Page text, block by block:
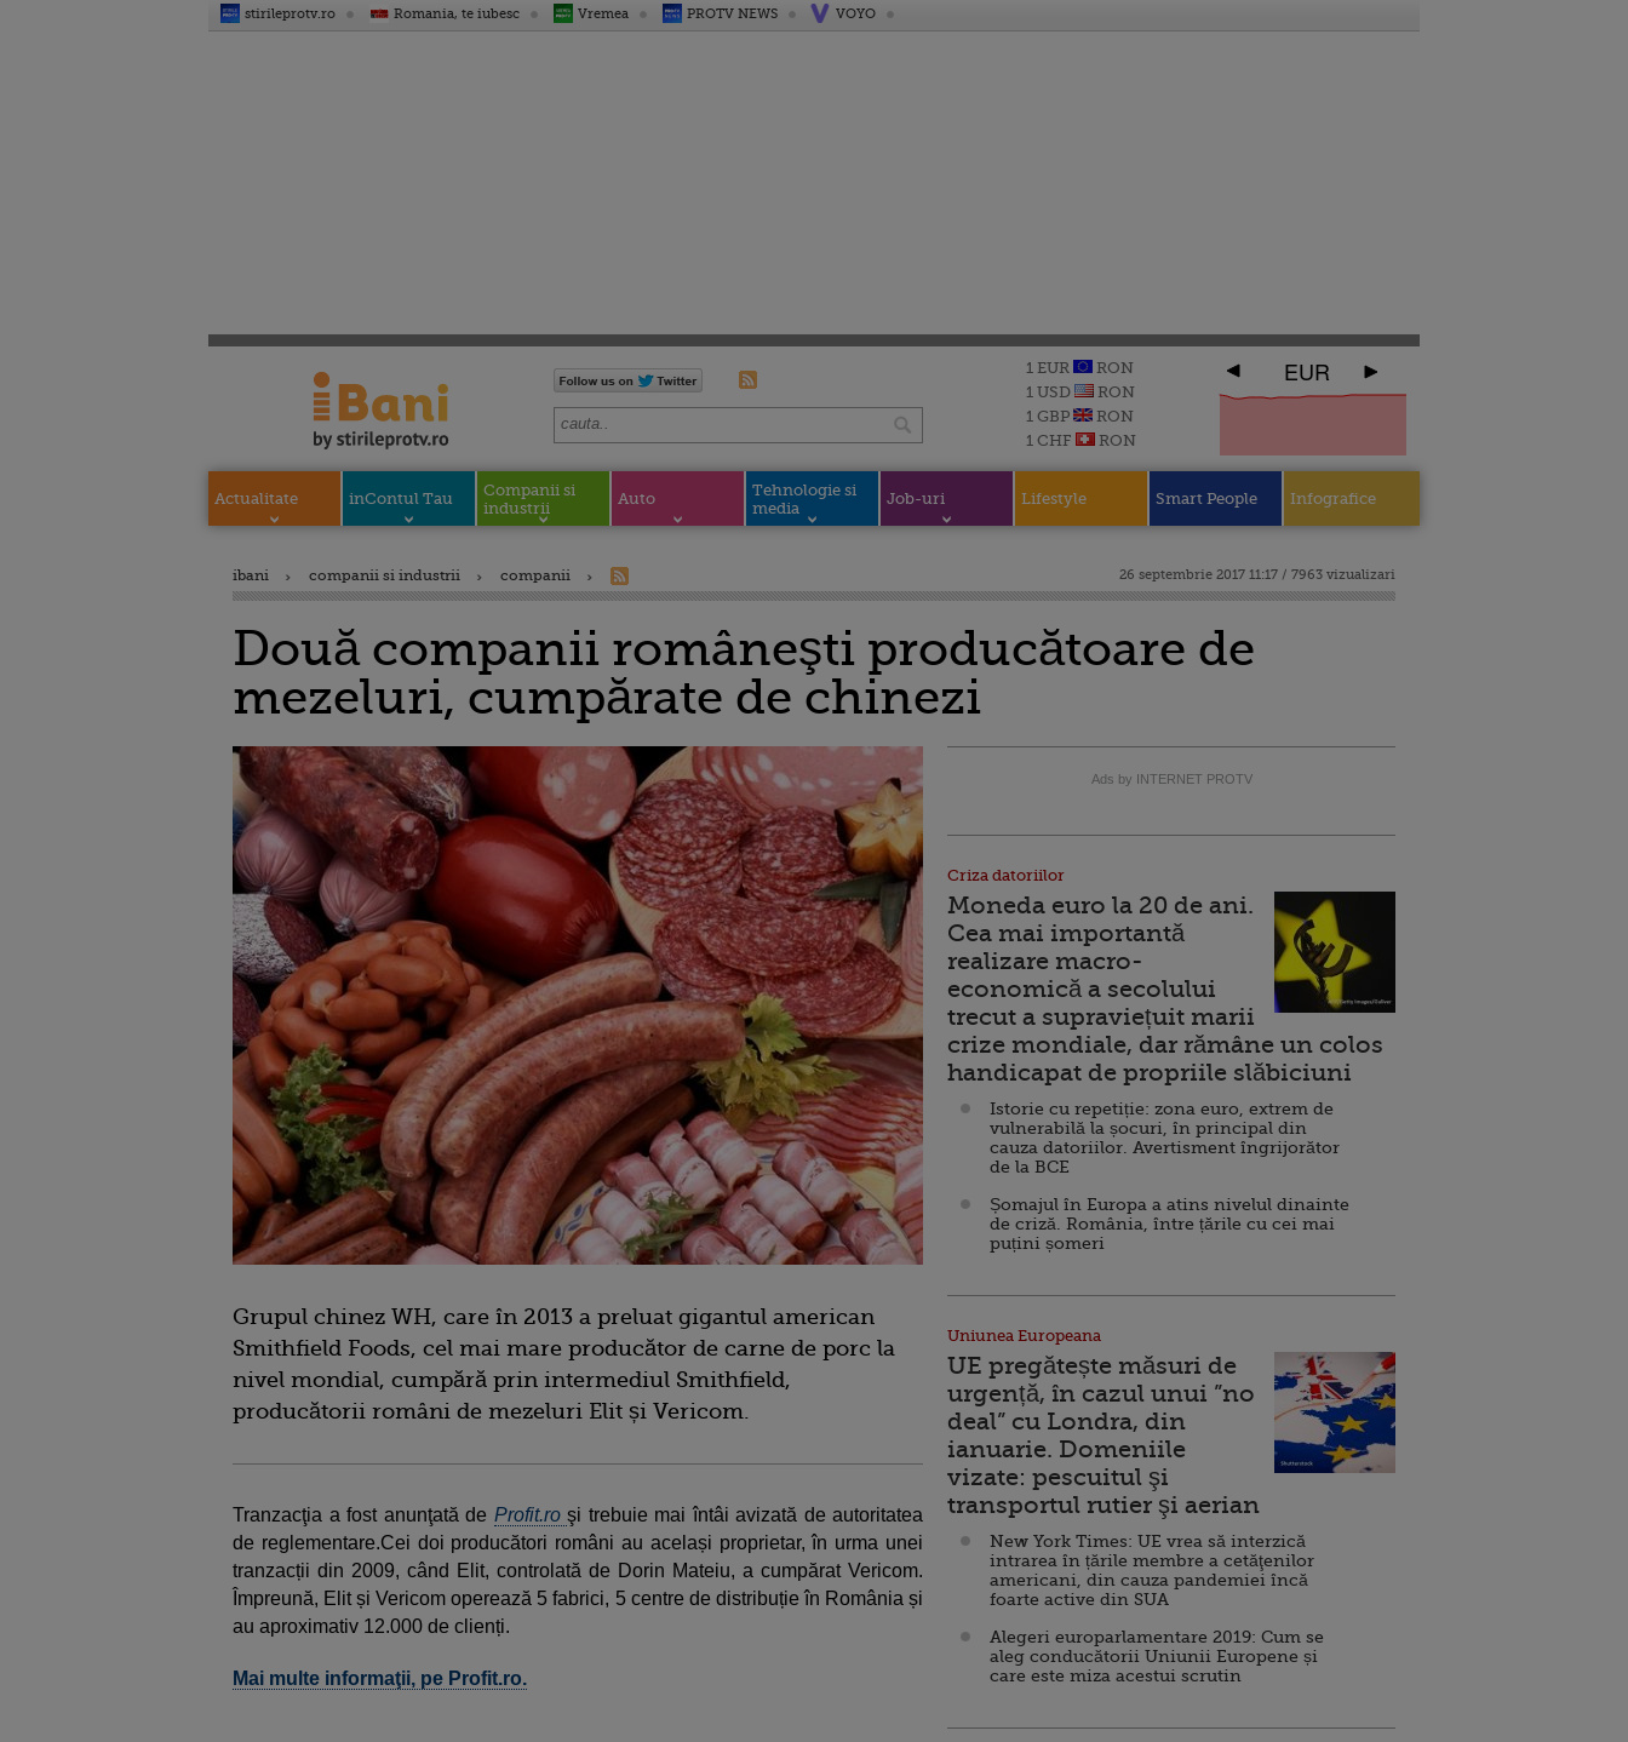
stirileprotv.ro Romania, te iubesc Vremea PROTV NEWS VOYO
1 EUR
RON
1 USD
RON
1 GBP
RON
1 CHF
RON
EUR
Actualitate inContul Tau
Companii si
industrii
Auto
Tehnologie si
media
Job-uri Lifestyle Smart People Infografice
ibani companii si industrii companii 26 septembrie 2017 11:17 / 7963 vizualizari
Două companii româneşti producătoare de
mezeluri, cumpărate de chinezi
Grupul chinez WH, care în 2013 a preluat gigantul american
Smithfield Foods, cel mai mare producător de carne de porc la
nivel mondial, cumpără prin intermediul Smithfield,
producătorii români de mezeluri Elit și Vericom.
Tranzacţia a fost anunţată de Profit.ro şi trebuie mai întâi avizată de autoritatea
de reglementare.Cei doi producători români au același proprietar, în urma unei
tranzacții din 2009, când Elit, controlată de Dorin Mateiu, a cumpărat Vericom.
Împreună, Elit și Vericom operează 5 fabrici, 5 centre de distribuție în România și
au aproximativ 12.000 de clienți.
Mai multe informaţii, pe Profit.ro.
Ads by INTERNET PROTV
Criza datoriilor
Moneda euro la 20 de ani.
Cea mai importantă
realizare macro-
economică a secolului
trecut a supraviețuit marii
crize mondiale, dar rămâne un colos
handicapat de propriile slăbiciuni
Istorie cu repetiție: zona euro, extrem de
vulnerabilă la șocuri, în principal din
cauza datoriilor. Avertisment îngrijorător
de la BCE
Șomajul în Europa a atins nivelul dinainte
de criză. România, între țările cu cei mai
puțini șomeri
Uniunea Europeana
UE pregătește măsuri de
urgență, în cazul unui ”no
deal” cu Londra, din
ianuarie. Domeniile
vizate: pescuitul şi
transportul rutier şi aerian
New York Times: UE vrea să interzică
intrarea în țările membre a cetăţenilor
americani, din cauza pandemiei încă
foarte active din SUA
Alegeri europarlamentare 2019: Cum se
aleg conducătorii Uniunii Europene și
care este miza acestui scrutin